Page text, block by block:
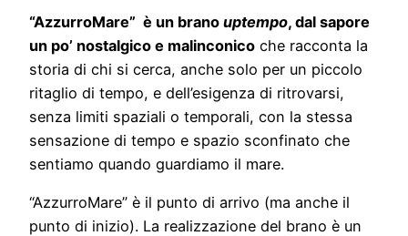
“AzzurroMare” è un brano uptempo, dal sapore
un po’ nostalgico e malinconico che racconta la
storia di chi si cerca, anche solo per un piccolo
ritaglio di tempo, e dell’esigenza di ritrovarsi,
senza limiti spaziali o temporali, con la stessa
sensazione di tempo e spazio sconfinato che
sentiamo quando guardiamo il mare.
“AzzurroMare” è il punto di arrivo (ma anche il
punto di inizio). La realizzazione del brano è un